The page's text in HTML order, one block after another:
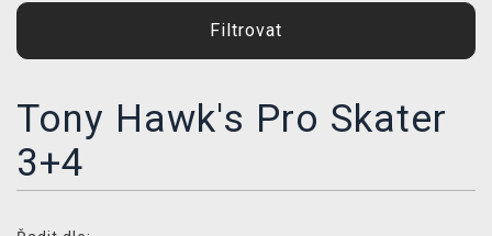
BLOG
KONTAKT
PRODEJNY
Filtrovat
Tony Hawk's Pro Skater
3+4